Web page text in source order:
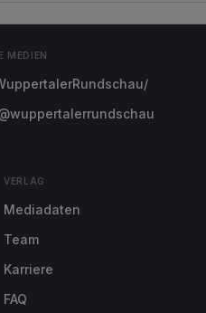
MEDIEN
VERLAG
Mediadaten
Team
Karriere
FAQ